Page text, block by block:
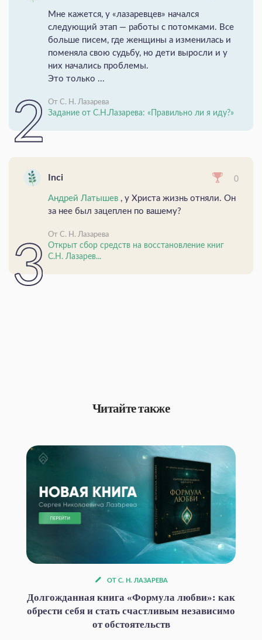
Мне кажется, у «лазаревцев» начался
следующий этап — работы с потомками. Все
больше писем, где женщины а изменилась и
поменяла свою судьбу, но дети выросли и у
них начались проблемы.
Это только ...
От С. Н. Лазарева
Задание от С.Н.Лазарева: «Правильно ли я иду?»
Inci 0
Андрей Латышев , у Христа жизнь отняли. Он
за нее был зацеплен по вашему?
От С. Н. Лазарева
Открыт сбор средств на восстановление книг
С.Н. Лазарев...
Читайте также
ОТ С. Н. ЛАЗАРЕВА
Долгожданная книга «Формула любви»: как
обрести себя и стать счастливым независимо
от обстоятельств